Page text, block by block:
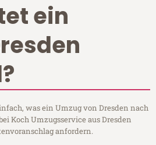
ein
was ein Umzug von Dresden nach
Koch Umzugsservice aus Dresden
anfordern.